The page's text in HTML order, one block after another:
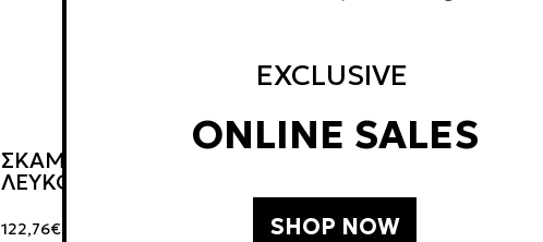
ΣΚΑΜΠΟ ΤΕΤΡΑΓΩΝΟ
ΛΕΥΚΟ
122,76€ 179,80
EXCLUSIVE
ONLINE SALES
SHOP NOW